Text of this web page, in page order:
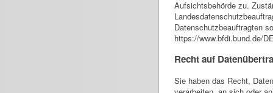
Aufsichtsbehörde zu.
Datenschutzbeauftragten
https://www.bfdi.bund.de/
Recht auf
Sie haben das Recht,